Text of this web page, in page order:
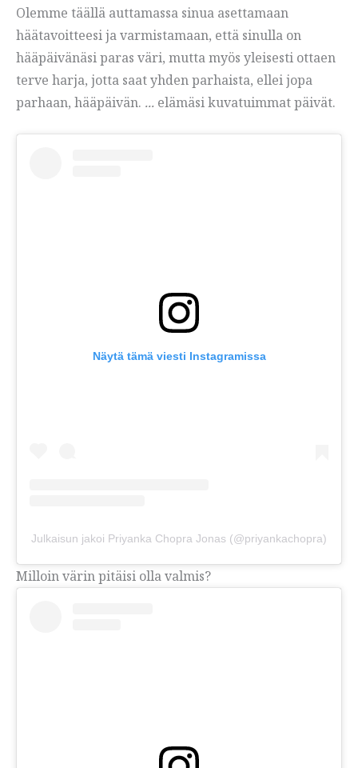
Olemme täällä auttamassa sinua asettamaan
häätavoitteesi ja varmistamaan, että sinulla on
hääpäivänäsi paras väri, mutta myös yleisesti ottaen
terve harja, jotta saat yhden parhaista, ellei jopa
parhaan, hääpäivän. ... elämäsi kuvatuimmat päivät.
Näytä tämä viesti Instagramissa
Julkaisun jakoi Priyanka Chopra Jonas (@priyankachopra)
Milloin värin pitäisi olla valmis?